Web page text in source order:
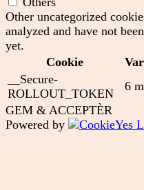
Other uncategorized
analyzed and have not
yet.
Cookie
__Secure-
ROLLOUT_TOKEN
6
GEM & ACCEPTÈR
Powered by